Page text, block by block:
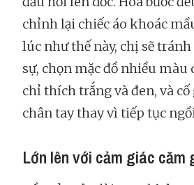
chỉnh lại chiếc áo khoác
lúc như thế này, chị sẽ
sự, chọn mặc đồ nhiều màu
chỉ thích trắng và đen, và
chân tay thay vì tiếp tục
Lớn lên với cảm giác căm